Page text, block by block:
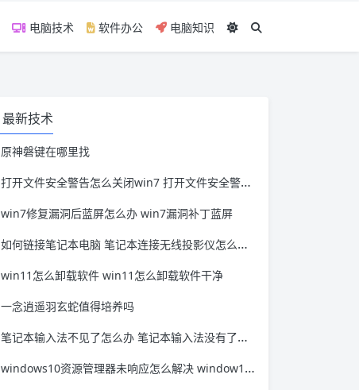
电脑技术 软件办公 电脑知识
最新技术
原神磐键在哪里找
打开文件安全警告怎么关闭win7 打开文件安全警告怎么关闭win11
win7修复漏洞后蓝屏怎么办 win7漏洞补丁蓝屏
如何链接笔记本电脑 笔记本连接无线投影仪怎么连接
win11怎么卸载软件 win11怎么卸载软件干净
一念逍遥羽玄蛇值得培养吗
笔记本输入法不见了怎么办 笔记本输入法没有了怎么办
windows10资源管理器未响应怎么解决 window10资源管理器无响应